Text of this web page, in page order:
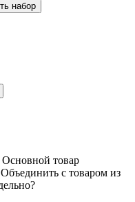
набор
Основной товар
с товаром из